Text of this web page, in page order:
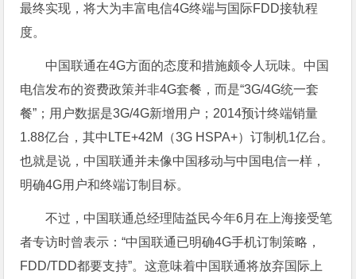
最终实现，将大为丰富电信4G终端与国际FDD接轨程
度。
中国联通在4G方面的态度和措施颇令人玩味。中国
电信发布的资费政策并非4G套餐，而是“3G/4G统一套
餐”；用户数据是3G/4G新增用户；2014预计终端销量
1.88亿台，其中LTE+42M（3G HSPA+）订制机1亿台。
也就是说，中国联通并未像中国移动与中国电信一样，
明确4G用户和终端订制目标。
不过，中国联通总经理陆益民今年6月在上海接受笔
者专访时曾表示：“中国联通已明确4G手机订制策略，
FDD/TDD都要支持”。这意味着中国联通将放弃国际上